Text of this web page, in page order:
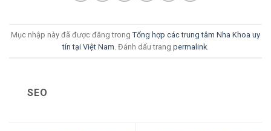
Mục nhập này đã được đăng trong Tổng hợp các trung tâm Nha Khoa uy
tín tại Việt Nam . Đánh dấu trang permalink
SEO